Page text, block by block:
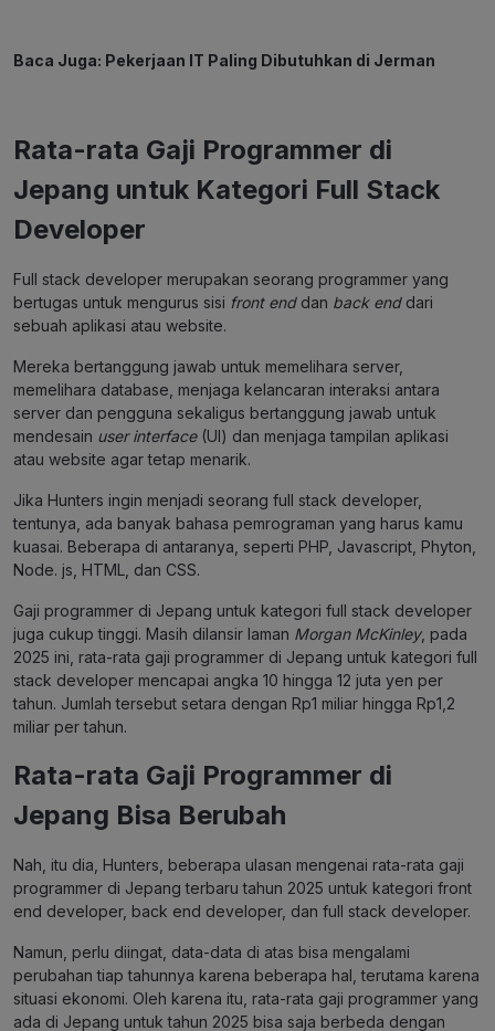
Baca Juga: Pekerjaan IT Paling Dibutuhkan di Jerman
Rata-rata Gaji Programmer di
Jepang untuk Kategori Full Stack
Developer
Full stack developer merupakan seorang programmer yang
bertugas untuk mengurus sisi front enddan back enddari
sebuah aplikasi atau website.
Mereka bertanggung jawab untuk memelihara server,
memelihara database, menjaga kelancaran interaksi antara
server dan pengguna sekaligus bertanggung jawab untuk
mendesain user interface (UI) dan menjaga tampilan aplikasi
atau website agar tetap menarik.
Jika Hunters ingin menjadi seorang full stack developer,
tentunya, ada banyak bahasa pemrograman yang harus kamu
kuasai. Beberapa di antaranya, seperti PHP, Javascript, Phyton,
Node. js, HTML, dan CSS.
Gaji programmer di Jepang untuk kategori full stack developer
juga cukup tinggi. Masih dilansir laman Morgan McKinley, pada
2025 ini, rata-rata gaji programmer di Jepang untuk kategori full
stack developer mencapai angka 10 hingga 12 juta yen per
tahun. Jumlah tersebut setara dengan Rp1 miliar hingga Rp1,2
miliar per tahun.
Rata-rata Gaji Programmer di
Jepang Bisa Berubah
Nah, itu dia, Hunters, beberapa ulasan mengenai rata-rata gaji
programmer di Jepang terbaru tahun 2025 untuk kategori front
end developer, back end developer, dan full stack developer.
Namun, perlu diingat, data-data di atas bisa mengalami
perubahan tiap tahunnya karena beberapa hal, terutama karena
situasi ekonomi. Oleh karena itu, rata-rata gaji programmer yang
ada di Jepang untuk tahun 2025 bisa saja berbeda dengan